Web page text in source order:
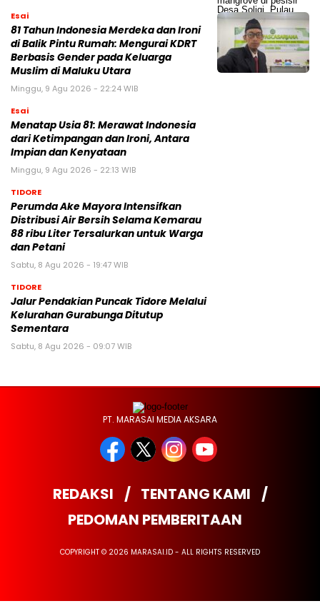
Esai
81 Tahun Indonesia Merdeka dan Ironi
di Balik Pintu Rumah: Mengurai KDRT
Berbasis Gender pada Keluarga
Muslim di Maluku Utara
Minggu, 9 Agu 2026 - 22:24 WIB
Esai
Menatap Usia 81: Merawat Indonesia
dari Ketimpangan dan Ironi, Antara
Impian dan Kenyataan
Minggu, 9 Agu 2026 - 22:13 WIB
TIDORE
Perumda Ake Mayora Intensifkan
Distribusi Air Bersih Selama Kemarau
88 ribu Liter Tersalurkan untuk Warga
dan Petani
Sabtu, 8 Agu 2026 - 19:47 WIB
TIDORE
Jalur Pendakian Puncak Tidore Melalui
Kelurahan Gurabunga Ditutup
Sementara
Sabtu, 8 Agu 2026 - 09:07 WIB
PT. MARASAI MEDIA AKSARA
REDAKSI
TENTANG KAMI
PEDOMAN PEMBERITAAN
COPYRIGHT © 2026 MARASAI.ID - ALL RIGHTS RESERVED